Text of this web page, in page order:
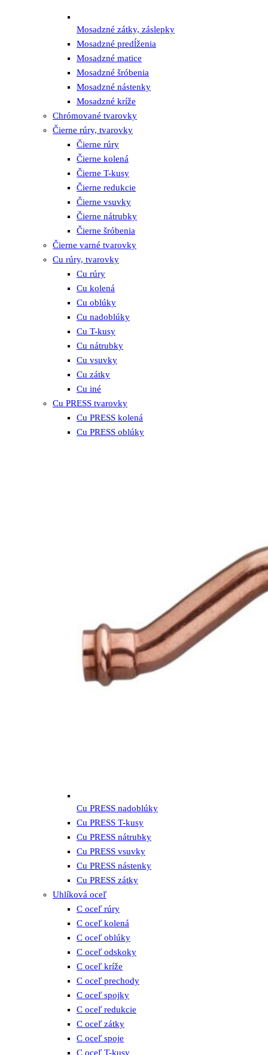
Mosadzné zátky, záslepky
Mosadzné predĺženia
Mosadzné matice
Mosadzné šróbenia
Mosadzné nástenky
Mosadzné kríže
Chrómované tvarovky
Čierne rúry, tvarovky
Čierne rúry
Čierne kolená
Čierne T-kusy
Čierne redukcie
Čierne vsuvky
Čierne nátrubky
Čierne šróbenia
Čierne varné tvarovky
Cu rúry, tvarovky
Cu rúry
Cu kolená
Cu oblúky
Cu nadoblúky
Cu T-kusy
Cu nátrubky
Cu vsuvky
Cu zátky
Cu iné
Cu PRESS tvarovky
Cu PRESS kolená
Cu PRESS oblúky
Cu PRESS nadoblúky
Cu PRESS T-kusy
Cu PRESS nátrubky
Cu PRESS vsuvky
Cu PRESS nástenky
Cu PRESS zátky
Uhlíková oceľ
C oceľ rúry
C oceľ kolená
C oceľ oblúky
C oceľ odskoky
C oceľ kríže
C oceľ prechody
C oceľ spojky
C oceľ redukcie
C oceľ zátky
C oceľ spoje
C oceľ T-kusy